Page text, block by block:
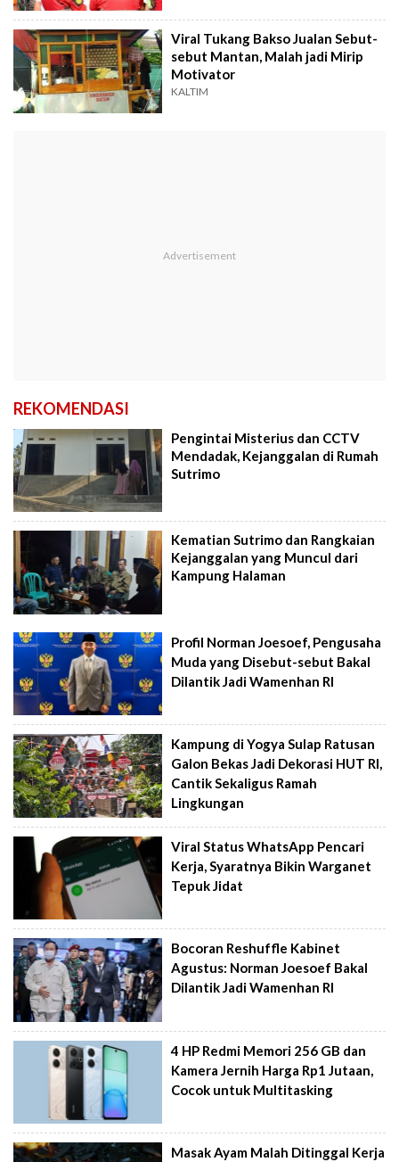
Viral Tukang Bakso Jualan Sebut-
sebut Mantan, Malah jadi Mirip
Motivator
KALTIM
REKOMENDASI
Pengintai Misterius dan CCTV
Mendadak, Kejanggalan di Rumah
Sutrimo
Kematian Sutrimo dan Rangkaian
Kejanggalan yang Muncul dari
Kampung Halaman
Profil Norman Joesoef, Pengusaha
Muda yang Disebut-sebut Bakal
Dilantik Jadi Wamenhan RI
Kampung di Yogya Sulap Ratusan
Galon Bekas Jadi Dekorasi HUT RI,
Cantik Sekaligus Ramah
Lingkungan
Viral Status WhatsApp Pencari
Kerja, Syaratnya Bikin Warganet
Tepuk Jidat
Bocoran Reshuffle Kabinet
Agustus: Norman Joesoef Bakal
Dilantik Jadi Wamenhan RI
4 HP Redmi Memori 256 GB dan
Kamera Jernih Harga Rp1 Jutaan,
Cocok untuk Multitasking
Masak Ayam Malah Ditinggal Kerja